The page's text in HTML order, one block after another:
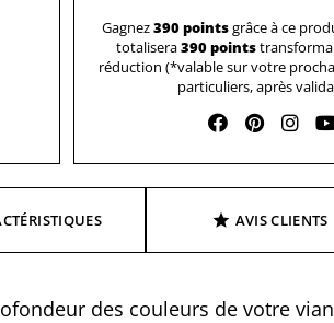
Gagnez390 pointsgrâce à ce
totalisera390 points
réduction (*valable sur votre
particuliers, après
AVIS CLIENTS
des couleurs de votre